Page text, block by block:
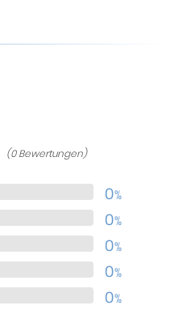
(0 Bewertungen)
0%
0%
0%
0%
0%